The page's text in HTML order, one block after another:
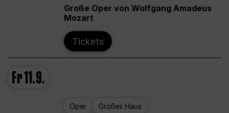
Große Oper von Wolfgang Amadeus
Mozart
Tickets
Fr11.9.
Oper Großes Haus